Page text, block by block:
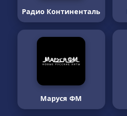
Радио Континенталь
Маруся ФМ